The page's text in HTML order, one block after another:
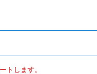
トします。